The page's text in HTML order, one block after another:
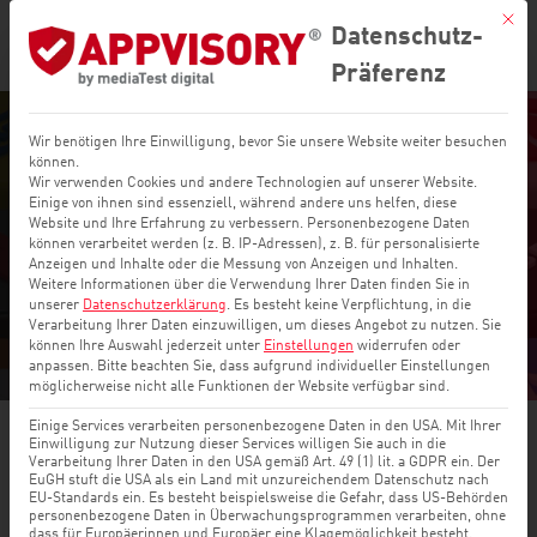
TikTok: So steht
es um den
Datenschutz
17 Juni, 2022
Apptest|News
Mit
Datenschutz-
Präferenz
Wir benötigen Ihre Einwilligung, bevor Sie unsere Website weiter besuchen
können.
Wir verwenden Cookies und andere Technologien auf unserer Website.
Einige von ihnen sind essenziell, während andere uns helfen, diese
Website und Ihre Erfahrung zu verbessern. Personenbezogene Daten
können verarbeitet werden (z. B. IP-Adressen), z. B. für personalisierte
Anzeigen und Inhalte oder die Messung von Anzeigen und Inhalten.
Weitere Informationen über die Verwendung Ihrer Daten finden Sie in
unserer Datenschutzerklärung. Es besteht keine Verpflichtung, in die
Verarbeitung Ihrer Daten einzuwilligen, um dieses Angebot zu nutzen. Sie
können Ihre Auswahl jederzeit unter Einstellungen widerrufen oder
anpassen. Bitte beachten Sie, dass aufgrund individueller Einstellungen
möglicherweise nicht alle Funktionen der Website verfügbar sind.
Einige Services verarbeiten personenbezogene Daten in den USA. Mit Ihrer
Einwilligung zur Nutzung dieser Services willigen Sie auch in die
Verarbeitung Ihrer Daten in den USA gemäß Art. 49 (1) lit. a GDPR ein. Der
EuGH stuft die USA als ein Land mit unzureichendem Datenschutz nach
EU-Standards ein. Es besteht beispielsweise die Gefahr, dass US-Behörden
personenbezogene Daten in Überwachungsprogrammen verarbeiten, ohne